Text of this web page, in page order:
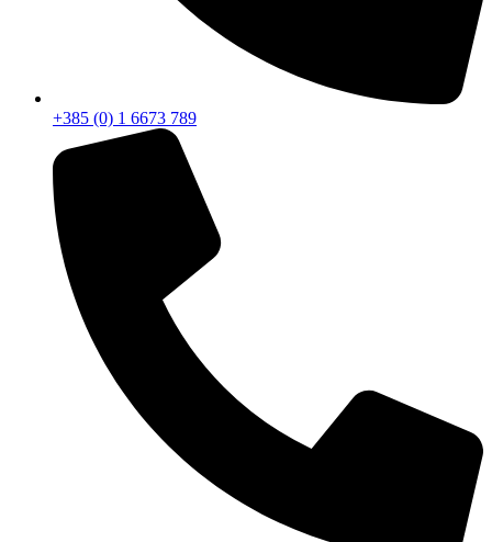
+385 (0) 1 6673 789